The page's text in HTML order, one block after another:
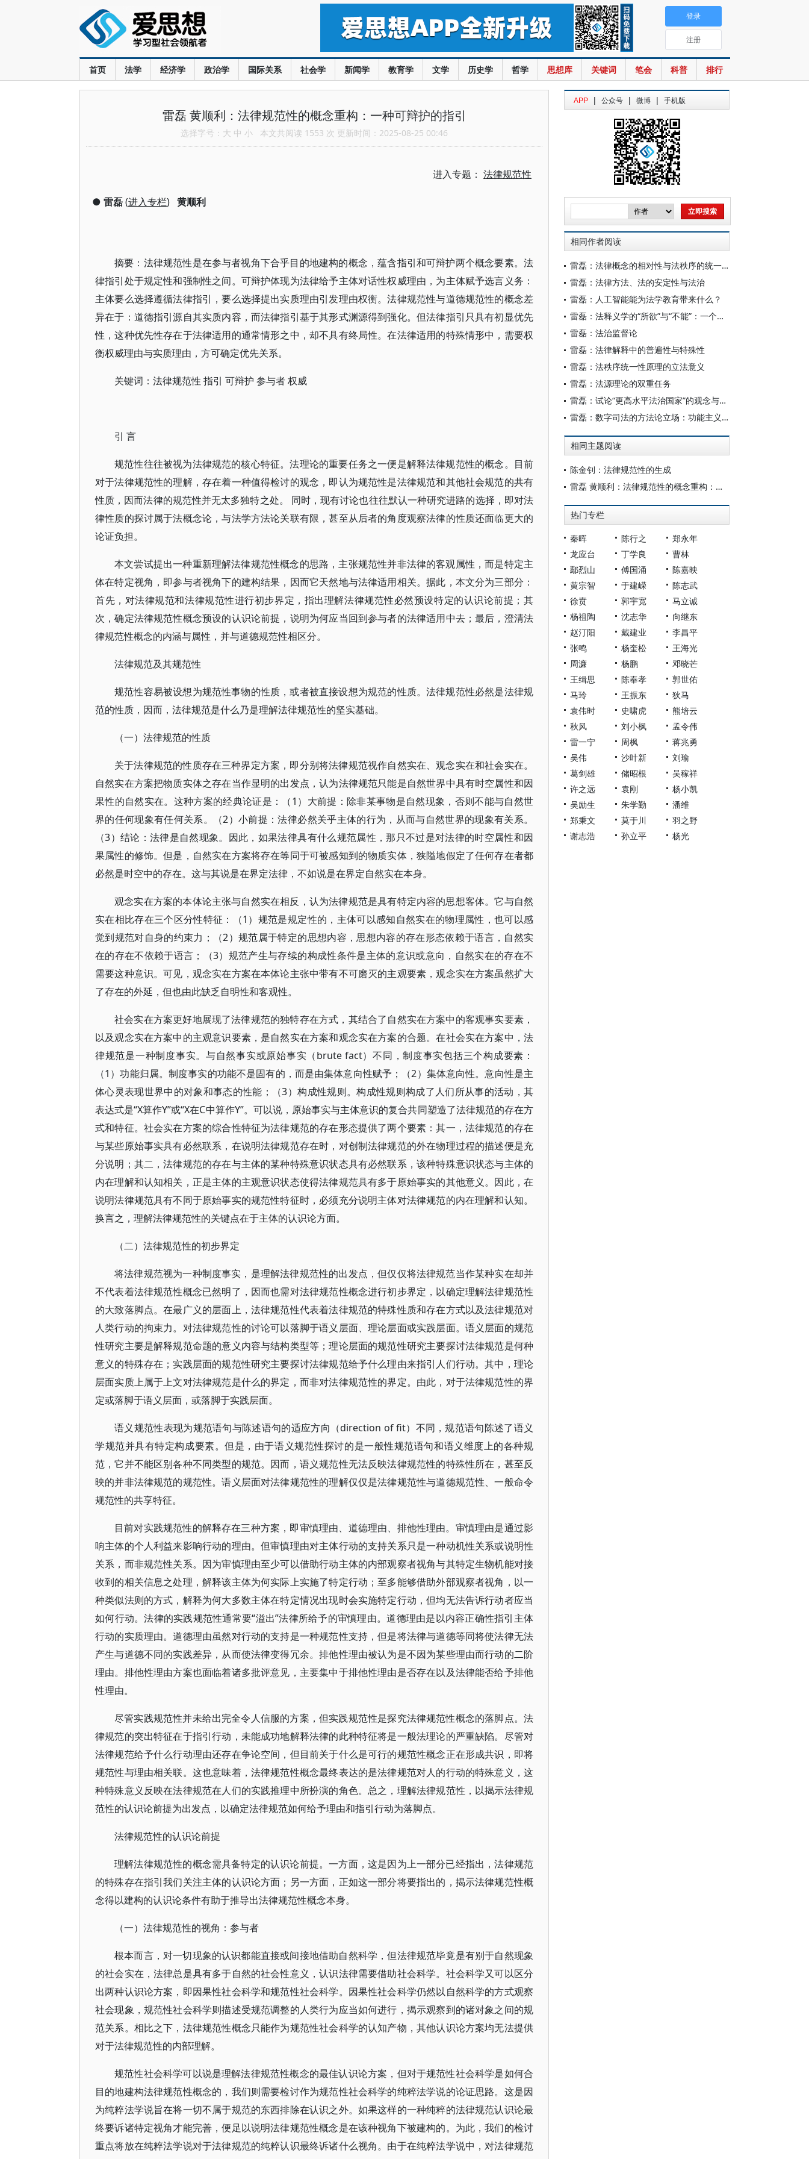
首页 法学 经济学 政治学 国际关系 社会学 新闻学 教育学 文学 历史学 哲学 思想库 关键词 笔会 科普 排行
登录
注册
雷磊 黄顺利：法律规范性的概念重构：一种可辩护的指引
选择字号： 大 中 小 本文共阅读 1553 次 更新时间：2025-08-25 00:46
进入专题： 法律规范性
● 雷磊(进入专栏) 黄顺利
摘要：法律规范性是在参与者视角下合乎目的地建构的概念，蕴含指引和可辩护两个概念要素。法
律指引处于规定性和强制性之间。可辩护体现为法律给予主体对话性权威理由，为主体赋予选言义务：
主体要么选择遵循法律指引，要么选择提出实质理由引发理由权衡。法律规范性与道德规范性的概念差
异在于：道德指引源自其实质内容，而法律指引基于其形式渊源得到强化。但法律指引只具有初显优先
性，这种优先性存在于法律适用的通常情形之中，却不具有终局性。在法律适用的特殊情形中，需要权
衡权威理由与实质理由，方可确定优先关系。
关键词：法律规范性 指引 可辩护 参与者 权威
引 言
规范性往往被视为法律规范的核心特征。法理论的重要任务之一便是解释法律规范性的概念。目前
对于法律规范性的理解，存在着一种值得检讨的观念，即认为规范性是法律规范和其他社会规范的共有
性质，因而法律的规范性并无太多独特之处。 同时，现有讨论也往往默认一种研究进路的选择，即对法
律性质的探讨属于法概念论，与法学方法论关联有限，甚至从后者的角度观察法律的性质还面临更大的
论证负担。
本文尝试提出一种重新理解法律规范性概念的思路，主张规范性并非法律的客观属性，而是特定主
体在特定视角，即参与者视角下的建构结果，因而它天然地与法律适用相关。据此，本文分为三部分：
首先，对法律规范和法律规范性进行初步界定，指出理解法律规范性必然预设特定的认识论前提；其
次，确定法律规范性概念预设的认识论前提，说明为何应当回到参与者的法律适用中去；最后，澄清法
律规范性概念的内涵与属性，并与道德规范性相区分。
法律规范及其规范性
规范性容易被设想为规范性事物的性质，或者被直接设想为规范的性质。法律规范性必然是法律规
范的性质，因而，法律规范是什么乃是理解法律规范性的坚实基础。
（一）法律规范的性质
关于法律规范的性质存在三种界定方案，即分别将法律规范视作自然实在、观念实在和社会实在。
自然实在方案把物质实体之存在当作显明的出发点，认为法律规范只能是自然世界中具有时空属性和因
果性的自然实在。这种方案的经典论证是：（1）大前提：除非某事物是自然现象，否则不能与自然世
界的任何现象有任何关系。（2）小前提：法律必然关乎主体的行为，从而与自然世界的现象有关系。
（3）结论：法律是自然现象。因此，如果法律具有什么规范属性，那只不过是对法律的时空属性和因
果属性的修饰。但是，自然实在方案将存在等同于可被感知到的物质实体，狭隘地假定了任何存在者都
必然是时空中的存在。这与其说是在界定法律，不如说是在界定自然实在本身。
观念实在方案的本体论主张与自然实在相反，认为法律规范是具有特定内容的思想客体。它与自然
实在相比存在三个区分性特征：（1）规范是规定性的，主体可以感知自然实在的物理属性，也可以感
觉到规范对自身的约束力；（2）规范属于特定的思想内容，思想内容的存在形态依赖于语言，自然实
在的存在不依赖于语言；（3）规范产生与存续的构成性条件是主体的意识或意向，自然实在的存在不
需要这种意识。可见，观念实在方案在本体论主张中带有不可磨灭的主观要素，观念实在方案虽然扩大
了存在的外延，但也由此缺乏自明性和客观性。
社会实在方案更好地展现了法律规范的独特存在方式，其结合了自然实在方案中的客观事实要素，
以及观念实在方案中的主观意识要素，是自然实在方案和观念实在方案的合题。在社会实在方案中，法
律规范是一种制度事实。与自然事实或原始事实（brute fact）不同，制度事实包括三个构成要素：
（1）功能归属。制度事实的功能不是固有的，而是由集体意向性赋予；（2）集体意向性。意向性是主
体心灵表现世界中的对象和事态的性能；（3）构成性规则。构成性规则构成了人们所从事的活动，其
表达式是“X算作Y”或“X在C中算作Y”。可以说，原始事实与主体意识的复合共同塑造了法律规范的存在方
式和特征。社会实在方案的综合性特征为法律规范的存在形态提供了两个要素：其一，法律规范的存在
与某些原始事实具有必然联系，在说明法律规范存在时，对创制法律规范的外在物理过程的描述便是充
分说明；其二，法律规范的存在与主体的某种特殊意识状态具有必然联系，该种特殊意识状态与主体的
内在理解和认知相关，正是主体的主观意识状态使得法律规范具有多于原始事实的其他意义。因此，在
说明法律规范具有不同于原始事实的规范性特征时，必须充分说明主体对法律规范的内在理解和认知。
换言之，理解法律规范性的关键点在于主体的认识论方面。
（二）法律规范性的初步界定
将法律规范视为一种制度事实，是理解法律规范性的出发点，但仅仅将法律规范当作某种实在却并
不代表着法律规范性概念已然明了，因而也需对法律规范性概念进行初步界定，以确定理解法律规范性
的大致落脚点。在最广义的层面上，法律规范性代表着法律规范的特殊性质和存在方式以及法律规范对
人类行动的拘束力。对法律规范性的讨论可以落脚于语义层面、理论层面或实践层面。语义层面的规范
性研究主要是解释规范命题的意义内容与结构类型等；理论层面的规范性研究主要探讨法律规范是何种
意义的特殊存在；实践层面的规范性研究主要探讨法律规范给予什么理由来指引人们行动。其中，理论
层面实质上属于上文对法律规范是什么的界定，而非对法律规范性的界定。由此，对于法律规范性的界
定或落脚于语义层面，或落脚于实践层面。
语义规范性表现为规范语句与陈述语句的适应方向（direction of fit）不同，规范语句陈述了语义
学规范并具有特定构成要素。但是，由于语义规范性探讨的是一般性规范语句和语义维度上的各种规
范，它并不能区别各种不同类型的规范。因而，语义规范性无法反映法律规范性的特殊性所在，甚至反
映的并非法律规范的规范性。语义层面对法律规范性的理解仅仅是法律规范性与道德规范性、一般命令
规范性的共享特征。
目前对实践规范性的解释存在三种方案，即审慎理由、道德理由、排他性理由。审慎理由是通过影
响主体的个人利益来影响行动的理由。但审慎理由对主体行动的支持关系只是一种动机性关系或说明性
关系，而非规范性关系。因为审慎理由至少可以借助行动主体的内部观察者视角与其特定生物机能对接
收到的相关信息之处理，解释该主体为何实际上实施了特定行动；至多能够借助外部观察者视角，以一
种类似法则的方式，解释为何大多数主体在特定情况出现时会实施特定行动，但均无法告诉行动者应当
如何行动。法律的实践规范性通常要“溢出”法律所给予的审慎理由。道德理由是以内容正确性指引主体
行动的实质理由。道德理由虽然对行动的支持是一种规范性支持，但是将法律与道德等同将使法律无法
产生与道德不同的实践差异，从而使法律变得冗余。排他性理由被认为是不因为某些理由而行动的二阶
理由。排他性理由方案也面临着诸多批评意见，主要集中于排他性理由是否存在以及法律能否给予排他
性理由。
尽管实践规范性并未给出完全令人信服的方案，但实践规范性是探究法律规范性概念的落脚点。法
律规范的突出特征在于指引行动，未能成功地解释法律的此种特征将是一般法理论的严重缺陷。尽管对
法律规范给予什么行动理由还存在争论空间，但目前关于什么是可行的规范性概念正在形成共识，即将
规范性与理由相关联。这也意味着，法律规范性概念最终表达的是法律规范对人的行动的特殊意义，这
种特殊意义反映在法律规范在人们的实践推理中所扮演的角色。总之，理解法律规范性，以揭示法律规
范性的认识论前提为出发点，以确定法律规范如何给予理由和指引行动为落脚点。
法律规范性的认识论前提
理解法律规范性的概念需具备特定的认识论前提。一方面，这是因为上一部分已经指出，法律规范
的特殊存在指引我们关注主体的认识论方面；另一方面，正如这一部分将要指出的，揭示法律规范性概
念得以建构的认识论条件有助于推导出法律规范性概念本身。
（一）法律规范性的视角：参与者
根本而言，对一切现象的认识都能直接或间接地借助自然科学，但法律规范毕竟是有别于自然现象
的社会实在，法律总是具有多于自然的社会性意义，认识法律需要借助社会科学。社会科学又可以区分
出两种认识论方案，即因果性社会科学和规范性社会科学。因果性社会科学仍然以自然科学的方式观察
社会现象，规范性社会科学则描述受规范调整的人类行为应当如何进行，揭示观察到的诸对象之间的规
范关系。相比之下，法律规范性概念只能作为规范性社会科学的认知产物，其他认识论方案均无法提供
对于法律规范性的内部理解。
规范性社会科学可以说是理解法律规范性概念的最佳认识论方案，但对于规范性社会科学是如何合
目的地建构法律规范性概念的，我们则需要检讨作为规范性社会科学的纯粹法学说的论证思路。这是因
为纯粹法学说旨在将一切不属于规范的东西排除在认识之外。如果这样的一种纯粹的法律规范认识论最
终要诉诸特定视角才能完善，便足以说明法律规范性概念是在该种视角下被建构的。为此，我们的检讨
重点将放在纯粹法学说对于法律规范的纯粹认识最终诉诸什么视角。由于在纯粹法学说中，对法律规范
APP | 公众号 | 微博 | 手机版
相同作者阅读
雷磊：法律概念的相对性与法秩序的统一性
雷磊：法律方法、法的安定性与法治
雷磊：人工智能能为法学教育带来什么？
雷磊：法释义学的“所欲”与“不能”：一个总结性思考
雷磊：法治监督论
雷磊：法律解释中的普遍性与特殊性
雷磊：法秩序统一性原理的立法意义
雷磊：法源理论的双重任务
雷磊：试论“更高水平法治国家”的观念与内涵
雷磊：数字司法的方法论立场：功能主义抑或规范主义?
相同主题阅读
陈金钊：法律规范性的生成
雷磊 黄顺利：法律规范性的概念重构：一种可辩护的指引
热门专栏
秦晖 陈行之
郑永年
龙应台
丁学良
曹林
鄢烈山
傅国涌
陈嘉映
黄宗智
于建嵘
陈志武
徐贲
郭宇宽
马立诚
杨祖陶
沈志华
向继东
赵汀阳
戴建业
李昌平
张鸣
杨奎松
王海光
周濂
杨鹏
邓晓芒
王缉思
陈奉孝
郭世佑
马玲
王振东
狄马
袁伟时
史啸虎
熊培云
秋风
刘小枫
孟令伟
雷一宁
周枫
蒋兆勇
吴伟
沙叶新
刘瑜
葛剑雄
储昭根
吴稼祥
许之远
袁刚
杨小凯
吴励生
朱学勤
潘维
郑秉文
莫于川
羽之野
谢志浩
孙立平 杨光